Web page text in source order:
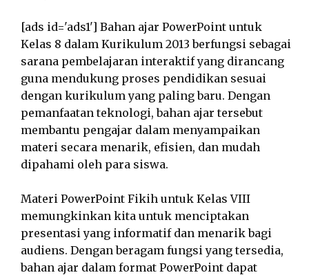
[ads id='ads1'] Bahan ajar PowerPoint untuk
Kelas 8 dalam Kurikulum 2013 berfungsi sebagai
sarana pembelajaran interaktif yang dirancang
guna mendukung proses pendidikan sesuai
dengan kurikulum yang paling baru. Dengan
pemanfaatan teknologi, bahan ajar tersebut
membantu pengajar dalam menyampaikan
materi secara menarik, efisien, dan mudah
dipahami oleh para siswa.
Materi PowerPoint Fikih untuk Kelas VIII
memungkinkan kita untuk menciptakan
presentasi yang informatif dan menarik bagi
audiens. Dengan beragam fungsi yang tersedia,
bahan ajar dalam format PowerPoint dapat